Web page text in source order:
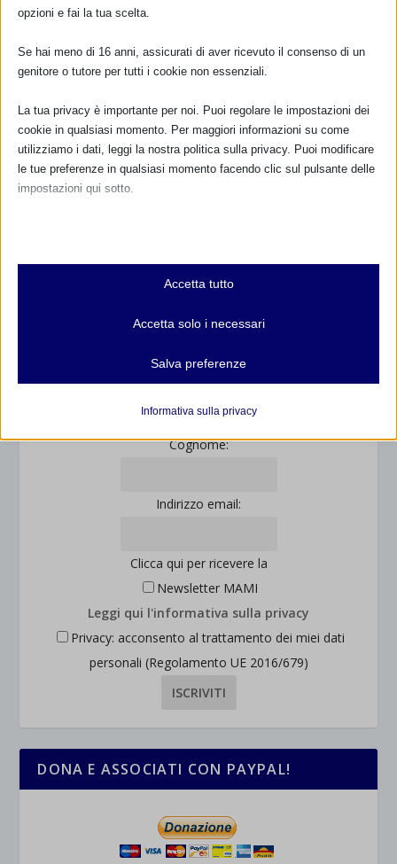
TUTTI GLI EVENTI
GRAVIDANZA
NUMERO VERDE GRATUITO
RIMANI AGGIORNATO
... oppure inserisci i tuoi dati:
Nome:
Cognome:
Indirizzo email:
Clicca qui per ricevere la
Newsletter MAMI
Leggi qui l'informativa sulla privacy
Privacy: acconsento al trattamento dei miei dati
personali (Regolamento UE 2016/679)
DONA E ASSOCIATI CON PAYPAL!
opzioni e fai la tua scelta.
Se hai meno di 16 anni, assicurati di aver ricevuto il consenso di un
genitore o tutore per tutti i cookie non essenziali.
La tua privacy è importante per noi. Puoi regolare le impostazioni dei
cookie in qualsiasi momento. Per maggiori informazioni su come
utilizziamo i dati, leggi la nostra politica sulla privacy. Puoi modificare
le tue preferenze in qualsiasi momento facendo clic sul pulsante delle
impostazioni qui sotto.
Essenziali
I cookie e i servizi essenziali abilitano le funzioni di base e sono
e servizi non richiedono il consenso dell'utente secondo il GDPR.
Analitici
interagiscono con il nostro sito web.
esplicitamente categorizzati.
Mostra dettagli
et-saved-post*
Accetta tutto
Accetta solo i necessari
Salva preferenze
Informativa sulla privacy